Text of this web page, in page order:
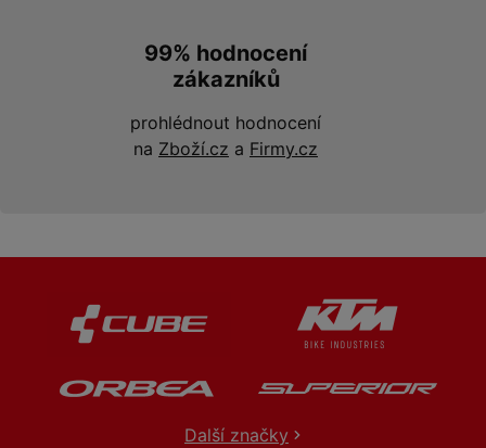
99% hodnocení
zákazníků
prohlédnout hodnocení
na Zboží.cz a Firmy.cz
Další značky